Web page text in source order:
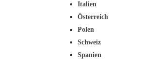
Italien
Österreich
Polen
Schweiz
Spanien